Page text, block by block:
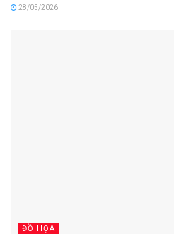
28/05/2026
ĐỒ HỌA